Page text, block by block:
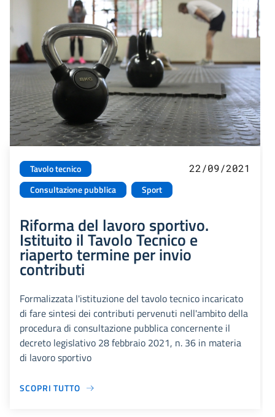
Tavolo tecnico
Consultazione pubblica
Sport
22/09/2021
Riforma del lavoro sportivo.
Istituito il Tavolo Tecnico e
riaperto termine per invio
contributi
Formalizzata l'istituzione del tavolo tecnico incaricato
di fare sintesi dei contributi pervenuti nell'ambito della
procedura di consultazione pubblica concernente il
decreto legislativo 28 febbraio 2021, n. 36 in materia
di lavoro sportivo
SCOPRI TUTTO